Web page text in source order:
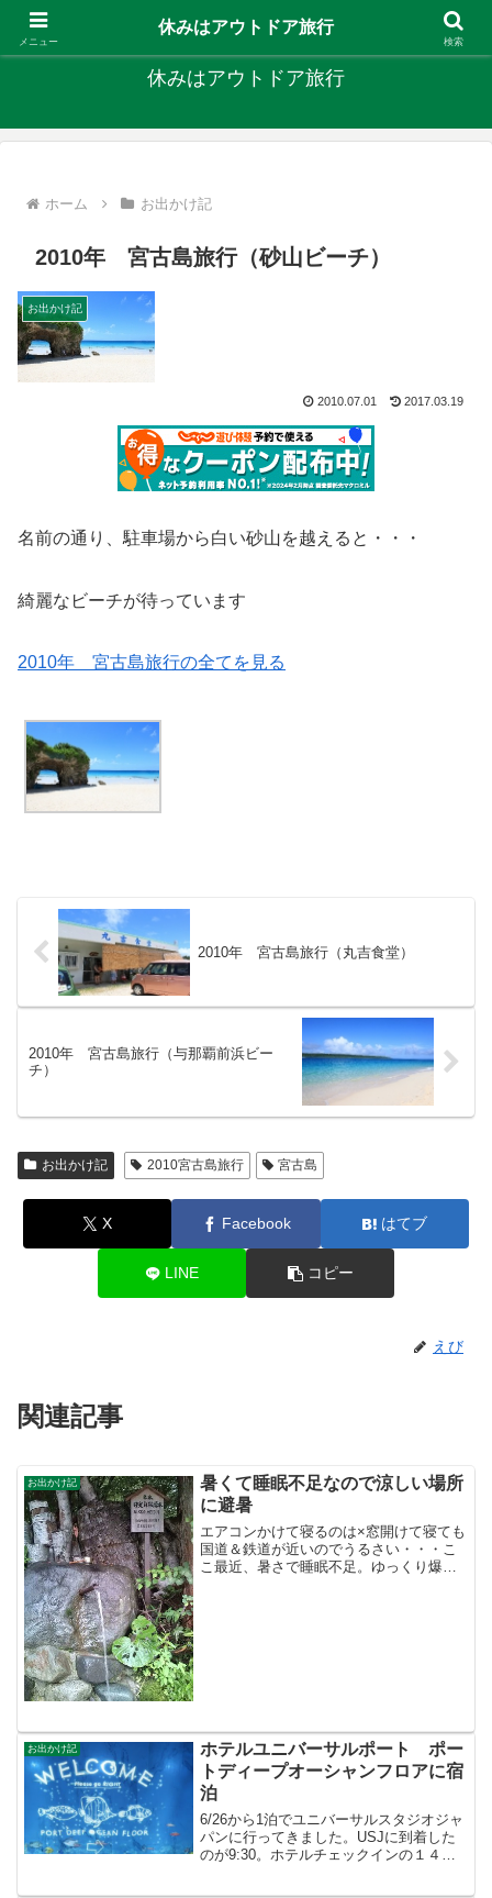
キャンプ、釣り、旅行など外遊びを楽しんでます
休みはアウトドア旅行
ホーム お出かけ記
2010年 宮古島旅行（砂山ビーチ）
お出かけ記
2010.07.01 2017.03.19
名前の通り、駐車場から白い砂山を越えると・・・
綺麗なビーチが待っています
2010年 宮古島旅行の全てを見る
2010年 宮古島旅行（丸吉食堂）
2010年 宮古島旅行（与那覇前浜ビー
チ）
お出かけ記 2010宮古島旅行 宮古島
X Facebook はてブ
LINE コピー
えび
関連記事
お出かけ記
暑くて睡眠不足なので涼しい場所
に避暑
エアコンかけて寝るのは×窓開けて寝ても
国道＆鉄道が近いのでうるさい・・・こ
こ最近、暑さで睡眠不足。ゆっくり爆睡
お出かけ記
ホテルユニバーサルポート ポー
トディープオーシャンフロアに宿
泊
6/26から1泊でユニバーサルスタジオジャ
パンに行ってきました。USJに到着した
のが9:30。ホテルチェックインの１４時
メニュー
休みはアウトドア旅行
検索